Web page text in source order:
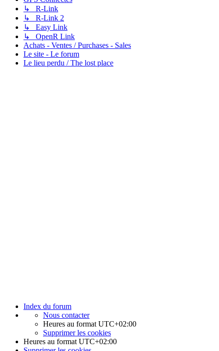
↳ R-Link
↳ R-Link 2
↳ Easy Link
↳ OpenR Link
Achats - Ventes / Purchases - Sales
Le site - Le forum
Le lieu perdu / The lost place
Index du forum
Nous contacter
Heures au format UTC+02:00
Supprimer les cookies
Heures au format UTC+02:00